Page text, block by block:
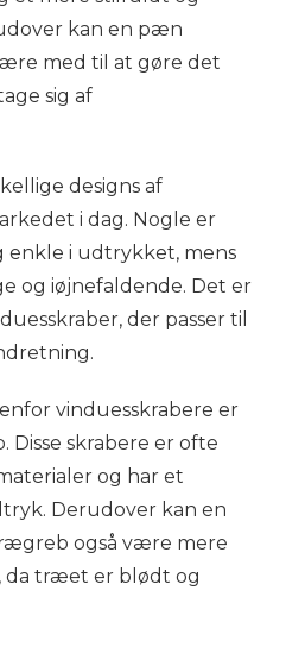
kan en pæn
med til at gøre det
sig af
designs af
i dag. Nogle er
enkle i udtrykket, mens
og iøjnefaldende. Det er
der passer til
vinduesskrabere er
skrabere er ofte
og har et
Derudover kan en
også være mere
da træet er blødt og